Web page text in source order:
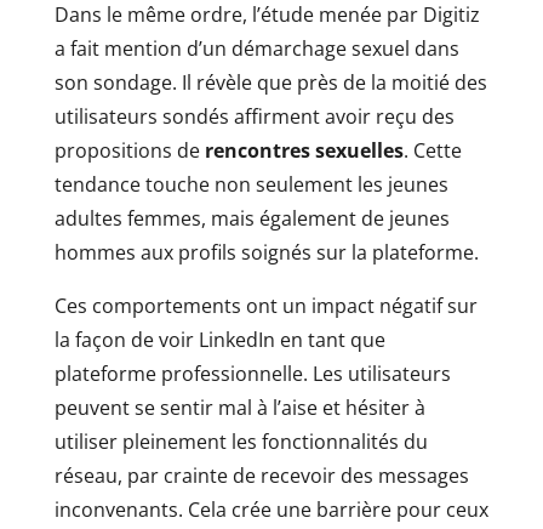
Dans le même ordre, l’étude menée par Digitiz
a fait mention d’un démarchage sexuel dans
son sondage. Il révèle que près de la moitié des
utilisateurs sondés affirment avoir reçu des
propositions de rencontres sexuelles. Cette
tendance touche non seulement les jeunes
adultes femmes, mais également de jeunes
hommes aux profils soignés sur la plateforme.
Ces comportements ont un impact négatif sur
la façon de voir LinkedIn en tant que
plateforme professionnelle. Les utilisateurs
peuvent se sentir mal à l’aise et hésiter à
utiliser pleinement les fonctionnalités du
réseau, par crainte de recevoir des messages
inconvenants. Cela crée une barrière pour ceux